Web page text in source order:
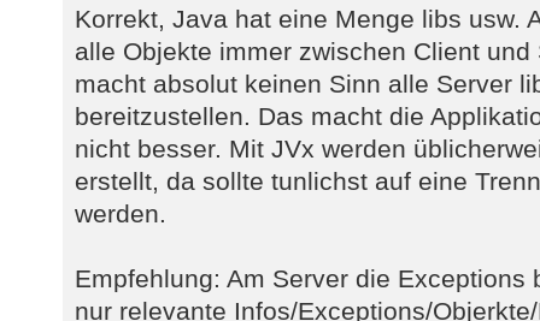
Korrekt, Java hat eine Menge libs usw.
alle Objekte immer zwischen Client
macht absolut keinen Sinn alle Server
bereitzustellen. Das macht die
nicht besser. Mit JVx werden
erstellt, da sollte tunlichst auf eine
werden.
Empfehlung: Am Server die Exceptions
nur relevante Infos/Exceptions/